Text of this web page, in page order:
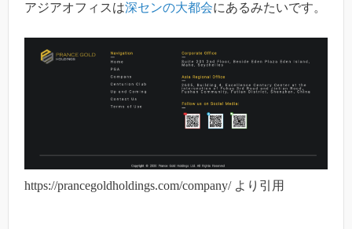
アジアオフィスは深センの大都会にあるみたいです。
https://prancegoldholdings.com/company/ より引用